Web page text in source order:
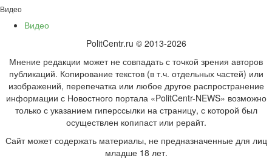
Видео
Видео
PolitCentr.ru © 2013-2026
Мнение редакции может не совпадать с точкой зрения авторов
публикаций. Копирование текстов (в т.ч. отдельных частей) или
изображений, перепечатка или любое другое распространение
информации с Новостного портала «PolitCentr-NEWS» возможно
только с указанием гиперссылки на страницу, с которой был
осуществлен копипаст или рерайт.
Сайт может содержать материалы, не предназначенные для лиц
младше 18 лет.